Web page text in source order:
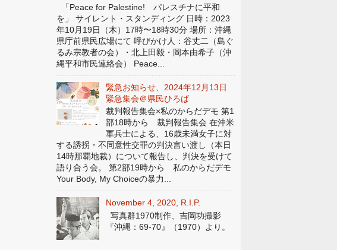
「Peace for Palestine! パレスチナに平和
を」 サイレント・スタンディング 日時：2023
年10月19日（木）17時〜18時30分 場所：沖縄
県庁前県民広場にて 呼びかけ人：谷丈二（島ぐ
るみ宗教者の会）・北上田毅・岡本由希子（沖
縄平和市民連絡会） Peace...
緊急お知らせ、2024年12月13日
緊急集会＠県民ひろば
裁判報告集会×私のからだデモ 第1
部18時から 裁判報告集会 在沖米
軍兵士による、16歳未満女子に対
する誘拐・不同意性交罪の判決言い渡し（本日
14時那覇地裁）について報告し、判決を受けて
語り合う会。 第2部19時から 私のからだデモ
Your Body, My Choiceの暴力...
November 4, 2020, R.I.P.
写真群1970制作、吉岡功撮影
『沖縄：69-70』（1970）より。